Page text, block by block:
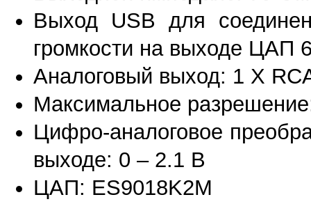
Выход USB для
громкости на выходе ЦАП
Аналоговый выход: 1 X
Максимальное
Цифро-аналоговое
выходе: 0 – 2.1 В
ЦАП: ES9018K2M